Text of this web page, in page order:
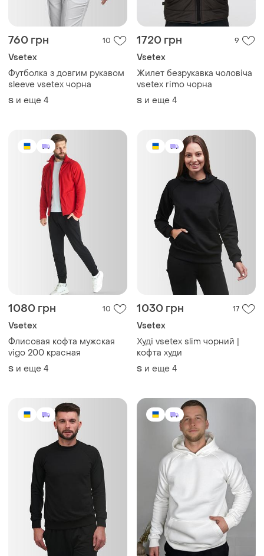
760 грн 10
Vsetex
Футболка з довгим рукавом
sleeve vsetex чорна
S и еще 4
1720 грн 9
Vsetex
Жилет безрукавка чоловіча
vsetex rimo чорна
S и еще 4
1080 грн 10
Vsetex
Флисовая кофта мужская
vigo 200 красная
S и еще 4
1030 грн 17
Vsetex
Худі vsetex slim чорний |
кофта худи
S и еще 4